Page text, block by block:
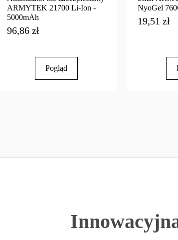
ARMYTEK 21700 Li-Ion -
5000mAh
96,86 zł
Pogląd
NyoGel
19,51 zł